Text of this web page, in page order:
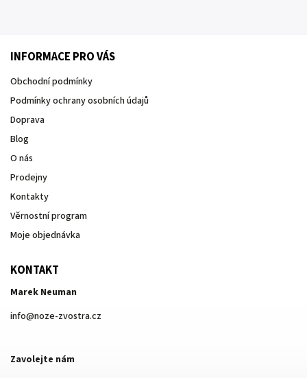
INFORMACE PRO VÁS
Obchodní podmínky
Podmínky ochrany osobních údajů
Doprava
Blog
O nás
Prodejny
Kontakty
Věrnostní program
Moje objednávka
KONTAKT
Marek Neuman
info@noze-zvostra.cz
Zavolejte nám